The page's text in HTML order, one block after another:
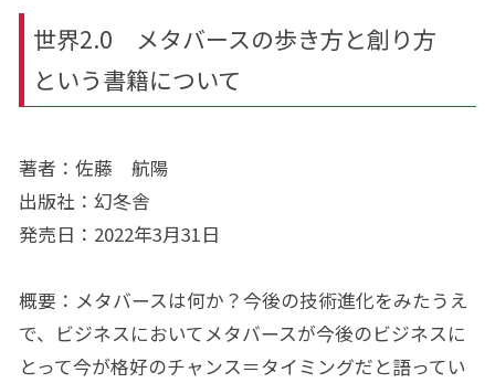
世界2.0 メタバースの歩き方と創り方
という書籍について
著者：佐藤 航陽
出版社：幻冬舎
発売日：2022年3月31日
概要：メタバースは何か？今後の技術進化をみたうえ
で、ビジネスにおいてメタバースが今後のビジネスに
とって今が格好のチャンス＝タイミングだと語ってい